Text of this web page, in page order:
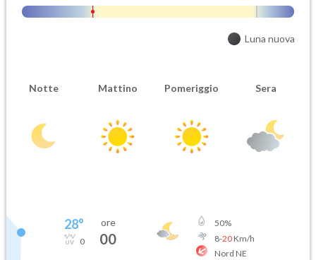
Luna nuova
Notte Mattino Pomeriggio Sera
28°
0
ore
00
50%
8-20Km/h
Nord NE